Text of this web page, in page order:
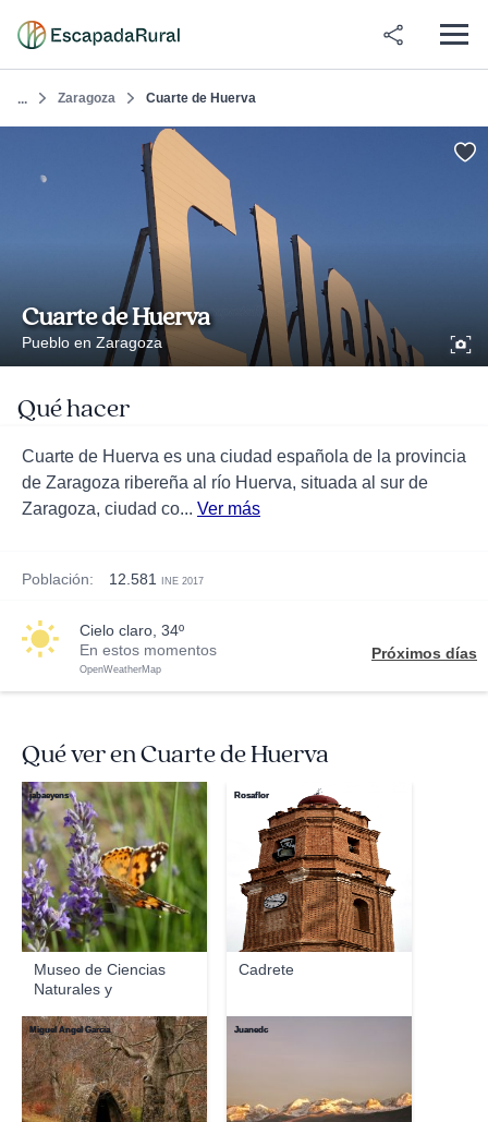
... Zaragoza Cuarte de Huerva
Cuarte de Huerva
Pueblo en Zaragoza
Qué hacer
Cuarte de Huerva es una ciudad española de la provincia
de Zaragoza ribereña al río Huerva, situada al sur de
Zaragoza, ciudad co... Ver más
Población: 12.581 INE 2017
cielo claro, 34º
En estos momentos
OpenWeatherMap
Próximos días
Qué ver en Cuarte de Huerva
Museo de Ciencias
Naturales y
jabaeyens
Cadrete
Rosaflor
Miguel Ángel García Juanedc